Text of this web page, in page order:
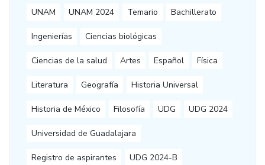
UNAM UNAM 2024 Temario Bachillerato
Ingenierías Ciencias biológicas
Ciencias de la salud Artes Español Física
Literatura Geografía Historia Universal
Historia de México Filosofía UDG UDG 2024
Universidad de Guadalajara
Registro de aspirantes UDG 2024-B